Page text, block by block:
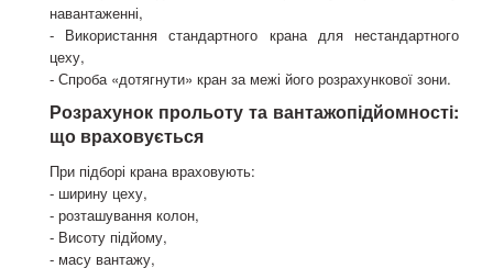
навантаженні,
- Використання стандартного крана для нестандартного
цеху,
- Спроба «дотягнути» кран за межі його розрахункової зони.
Розрахунок прольоту та вантажопідйомності:
що враховується
При підборі крана враховують:
- ширину цеху,
- розташування колон,
- Висоту підйому,
- масу вантажу,